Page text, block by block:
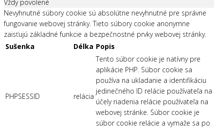
Vždy povolené
Nevyhnutné súbory cookie sú absolútne nevyhnutné pre správne
fungovanie webovej stránky. Tieto súbory cookie anonymne
zaisťujú základné funkcie a bezpečnostné prvky webovej stránky.
Sušenka
Délka Popis
PHPSESSID relácia
Tento súbor cookie je natívny pre
aplikácie PHP. Súbor cookie sa
používa na ukladanie a identifikáciu
jedinečného ID relácie používateľa na
účely riadenia relácie používateľa na
webovej stránke. Súbor cookie je
súbor cookie relácie a vymaže sa po